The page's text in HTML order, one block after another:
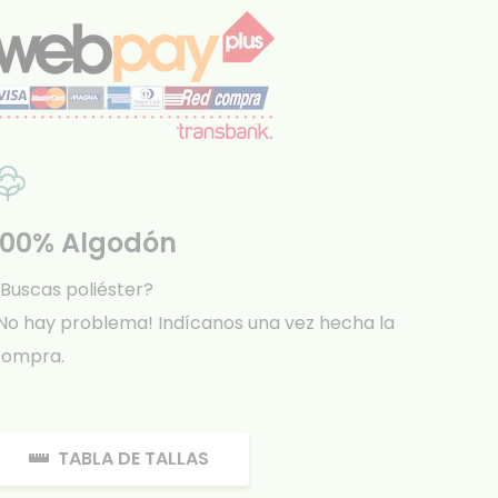
Algodón
poliéster?
hay problema! Indícanos una vez hecha la
TABLA DE TALLAS